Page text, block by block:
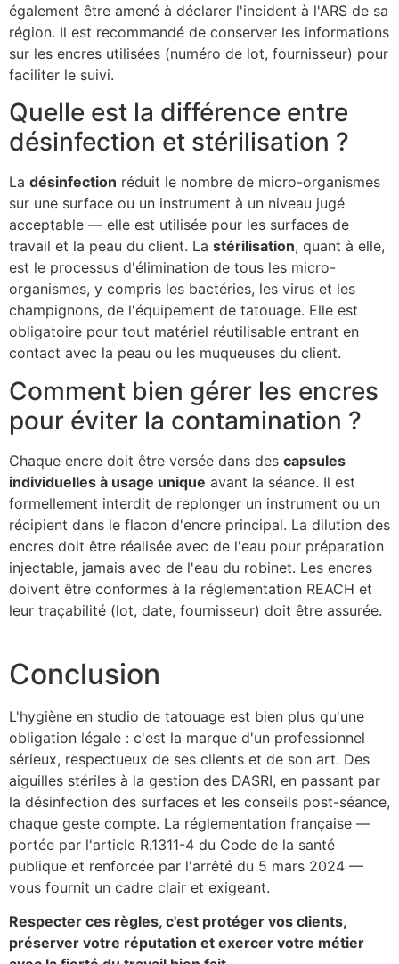
également être amené à déclarer l'incident à l'ARS de sa
région. Il est recommandé de conserver les informations
sur les encres utilisées (numéro de lot, fournisseur) pour
faciliter le suivi.
Quelle est la différence entre
désinfection et stérilisation ?
La désinfection réduit le nombre de micro-organismes
sur une surface ou un instrument à un niveau jugé
acceptable — elle est utilisée pour les surfaces de
travail et la peau du client. La stérilisation, quant à elle,
est le processus d'élimination de tous les micro-
organismes, y compris les bactéries, les virus et les
champignons, de l'équipement de tatouage. Elle est
obligatoire pour tout matériel réutilisable entrant en
contact avec la peau ou les muqueuses du client.
Comment bien gérer les encres
pour éviter la contamination ?
Chaque encre doit être versée dans des capsules
individuelles à usage unique avant la séance. Il est
formellement interdit de replonger un instrument ou un
récipient dans le flacon d'encre principal. La dilution des
encres doit être réalisée avec de l'eau pour préparation
injectable, jamais avec de l'eau du robinet. Les encres
doivent être conformes à la réglementation REACH et
leur traçabilité (lot, date, fournisseur) doit être assurée.
Conclusion
L'hygiène en studio de tatouage est bien plus qu'une
obligation légale : c'est la marque d'un professionnel
sérieux, respectueux de ses clients et de son art. Des
aiguilles stériles à la gestion des DASRI, en passant par
la désinfection des surfaces et les conseils post-séance,
chaque geste compte. La réglementation française —
portée par l'article R.1311-4 du Code de la santé
publique et renforcée par l'arrêté du 5 mars 2024 —
vous fournit un cadre clair et exigeant.
Respecter ces règles, c'est protéger vos clients,
préserver votre réputation et exercer votre métier